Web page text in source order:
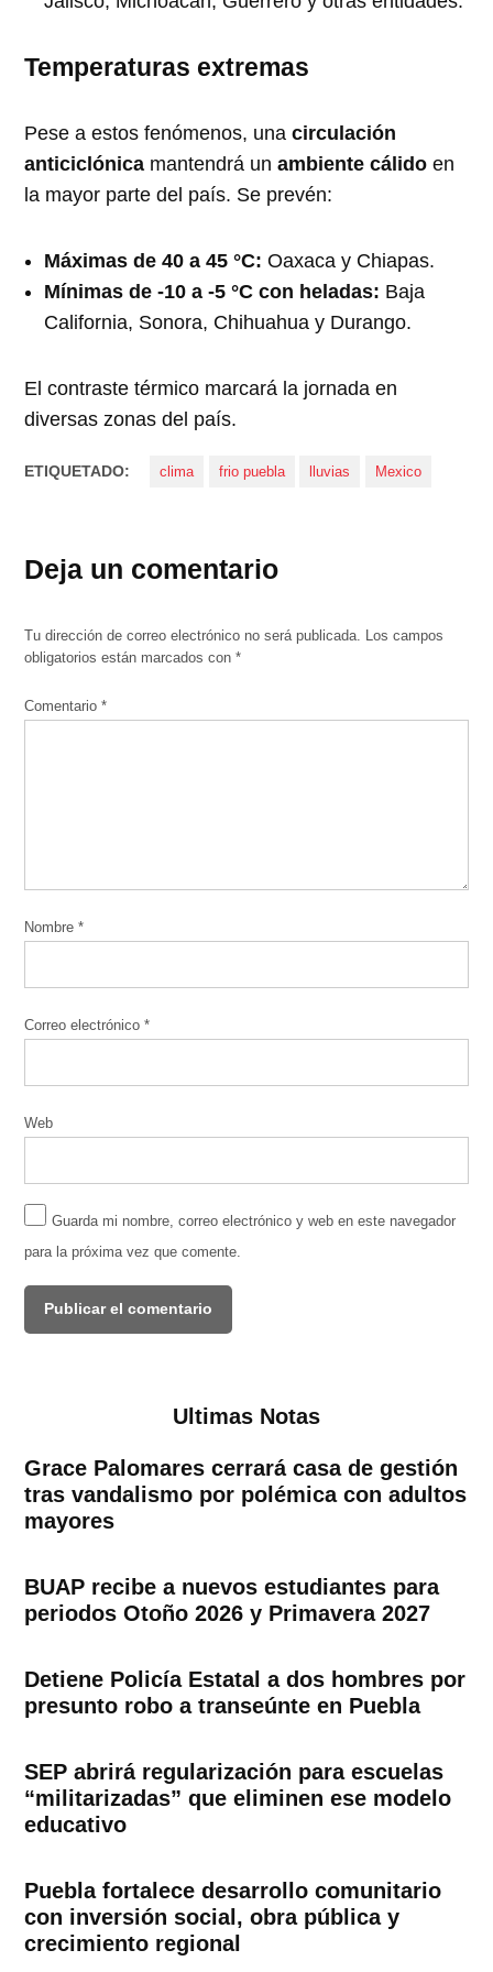
Temperaturas extremas
Pese a estos fenómenos, unacirculación
anticiclónica mantendrá unambiente cálido en
la mayor parte del país. Se prevén:
Máximas de 40 a 45 °C: Oaxaca y Chiapas.
Mínimas de -10 a -5 °C con heladas: Baja
California, Sonora, Chihuahua y Durango.
El contraste térmico marcará la jornada en
diversas zonas del país.
ETIQUETADO: clima frio puebla lluvias Mexico
Deja un comentario
Tu dirección de correo electrónico no será publicada. Los campos
obligatorios están marcados con*
Comentario*
Nombre*
Correo electrónico*
Web
Guarda mi nombre, correo electrónico y web en este navegador
para la próxima vez que comente.
Ultimas Notas
Grace Palomares cerrará casa de gestión
tras vandalismo por polémica con adultos
mayores
BUAP recibe a nuevos estudiantes para
periodos Otoño 2026 y Primavera 2027
Detiene Policía Estatal a dos hombres por
presunto robo a transeúnte en Puebla
SEP abrirá regularización para escuelas
“militarizadas” que eliminen ese modelo
educativo
Puebla fortalece desarrollo comunitario
con inversión social, obra pública y
crecimiento regional